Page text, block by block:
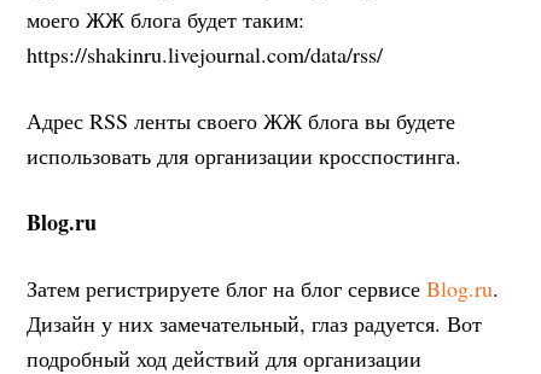
моего ЖЖ блога будет таким:
https://shakinru.livejournal.com/data/rss/
Адрес RSS ленты своего ЖЖ блога вы будете
использовать для организации кросспостинга.
Blog.ru
Затем регистрируете блог на блог сервисеBlog.ru.
Дизайн у них замечательный, глаз радуется. Вот
подробный ход действий для организации